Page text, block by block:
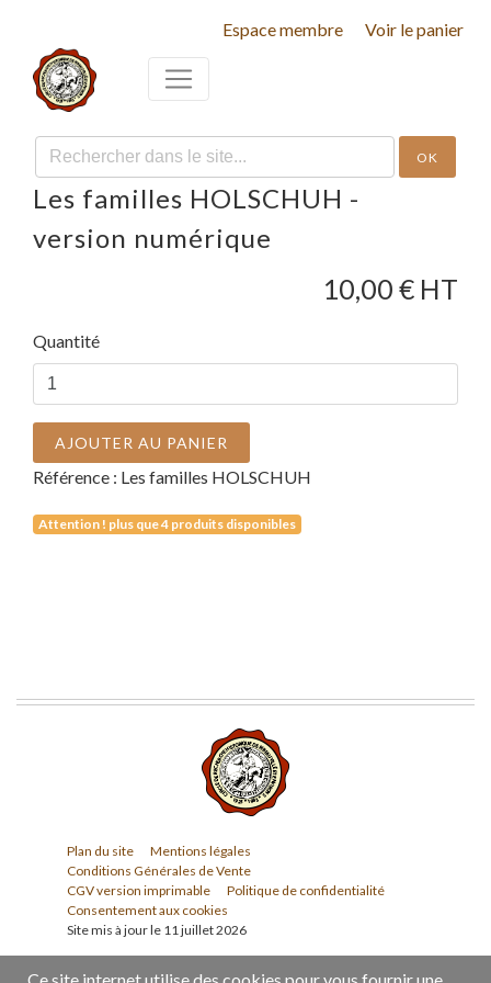
Espace membre Voir le panier
OK
Les familles HOLSCHUH -
version numérique
10,00 € HT
Quantité
AJOUTER AU PANIER
Référence : Les familles HOLSCHUH
Attention ! plus que 4 produits disponibles
Plan du site
Mentions légales
Conditions Générales de Vente
CGV version imprimable
Politique de confidentialité
Consentement aux cookies
Site mis à jour le 11 juillet 2026